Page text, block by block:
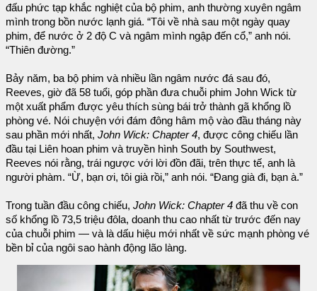
đấu phức tạp khắc nghiệt của bộ phim, anh thường xuyên ngâm
mình trong bồn nước lạnh giá. “Tôi về nhà sau một ngày quay
phim, để nước ở 2 độ C và ngâm mình ngập đến cổ,” anh nói.
“Thiên đường.”
Bảy năm, ba bộ phim và nhiều lần ngâm nước đá sau đó,
Reeves, giờ đã 58 tuổi, góp phần đưa chuỗi phim John Wick từ
một xuất phẩm được yêu thích sùng bái trở thành gã khổng lồ
phòng vé. Nói chuyện với đám đông hâm mộ vào đầu tháng này
sau phần mới nhất, John Wick: Chapter 4, được công chiếu lần
đầu tại Liên hoan phim và truyền hình South by Southwest,
Reeves nói rằng, trái ngược với lời đồn đãi, trên thực tế, anh là
người phàm. “Ừ, bạn ơi, tôi già rồi,” anh nói. “Đang già đi, bạn à.”
Trong tuần đầu công chiếu, John Wick: Chapter 4 đã thu về con
số khổng lồ 73,5 triệu đôla, doanh thu cao nhất từ trước đến nay
của chuỗi phim — và là dấu hiệu mới nhất về sức mạnh phòng vé
bền bỉ của ngôi sao hành động lão làng.